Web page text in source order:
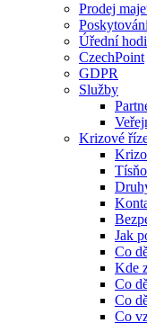
Prodej
Úřední
CzechPoint
GDPR
Služby
Krizové
Jak
Co
Kde
Co
Co
Co